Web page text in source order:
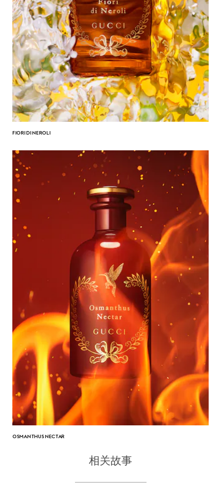
FIORI DI NEROLI
OSMANTHUS NECTAR
相关故事